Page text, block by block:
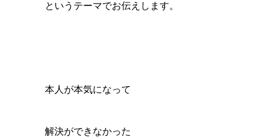
というテーマでお伝えします。
本人が本気になって
解決ができなかった